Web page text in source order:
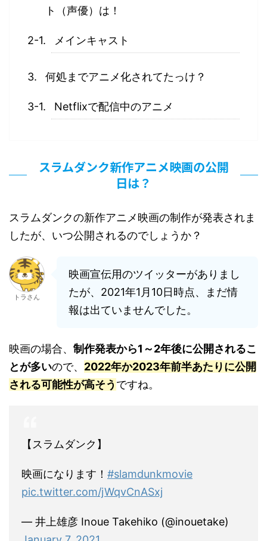
ト（声優）は！
メインキャスト
何処までアニメ化されてたっけ？
Netflixで配信中のアニメ
スラムダンク新作アニメ映画の公開
日は？
スラムダンクの新作アニメ映画の制作が発表されま
したが、いつ公開されるのでしょうか？
トラさん
映画宣伝用のツイッターがありまし
たが、2021年1月10日時点、まだ情
報は出ていませんでした。
映画の場合、 制作発表から1～2年後に公開されるこ
とが多いので、 2022年か2023年前半あたりに公開
される可能性が高そう ですね。
【スラムダンク】
映画になります！ #slamdunkmovie
pic.twitter.com/jWqvCnASxj
— 井上雄彦 Inoue Takehiko (@inouetake)